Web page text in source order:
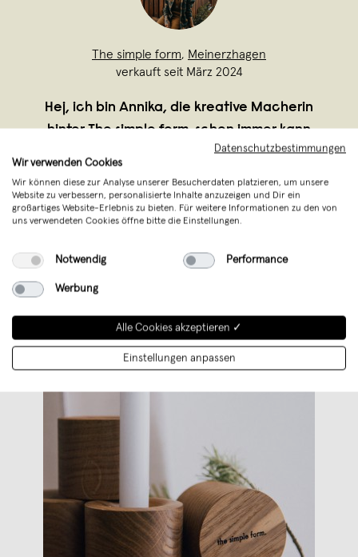
The simple form, Meinerzhagen
verkauft seit März 2024
Hej, ich bin Annika, die kreative Macherin
hinter The simple form. schon immer kann
ich mich für das Handwerk und Kreative
Arbeit begeistern. Vor knapp 3 Jahren
habe ich meine Liebe zum Holz & dem
Drechseln entdeckt. Etwas mit den
Weiterlesen
Datenschutzbestimmungen
Wir verwenden Cookies
Wir können diese zur Analyse unserer Besucherdaten platzieren, um unsere
Website zu verbessern, personalisierte Inhalte anzuzeigen und Dir ein
großartiges Website-Erlebnis zu bieten. Für weitere Informationen zu den von
uns verwendeten Cookies öffne bitte die Einstellungen.
Notwendig Performance
Werbung
Alle Cookies akzeptieren ✓
Einstellungen anpassen